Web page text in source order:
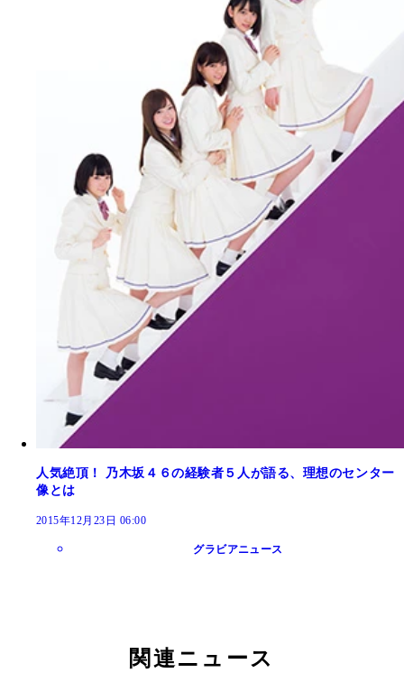
人気絶頂！ 乃木坂４６の経験者５人が語る、理想のセンター
像とは
2015年12月23日 06:00
グラビアニュース
関連ニュース